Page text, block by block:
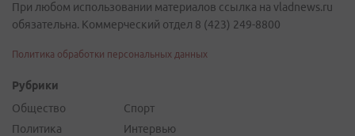
При любом использовании материалов ссылка на vladnews.ru
обязательна. Коммерческий отдел 8 (423) 249-8800
Политика обработки персональных данных
Рубрики
Общество
Политика
Спорт
Интервью